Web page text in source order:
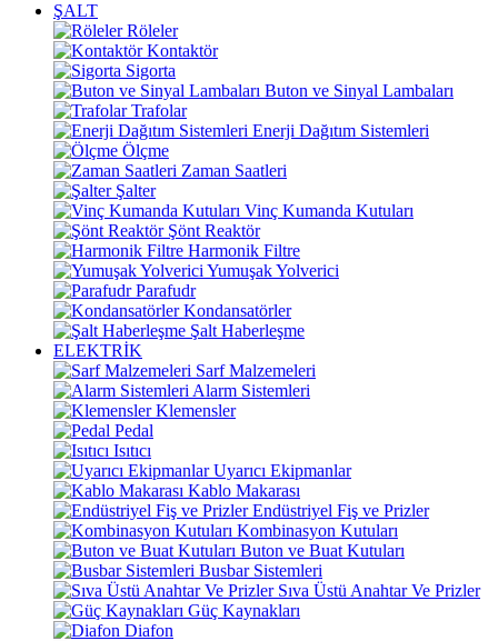
ŞALT
Röleler
Kontaktör
Sigorta
Buton ve Sinyal Lambaları
Trafolar
Enerji Dağıtım Sistemleri
Ölçme
Zaman Saatleri
Şalter
Vinç Kumanda Kutuları
Şönt Reaktör
Harmonik Filtre
Yumuşak Yolverici
Parafudr
Kondansatörler
Şalt Haberleşme
ELEKTRİK
Sarf Malzemeleri
Alarm Sistemleri
Klemensler
Pedal
Isıtıcı
Uyarıcı Ekipmanlar
Kablo Makarası
Endüstriyel Fiş ve Prizler
Kombinasyon Kutuları
Buton ve Buat Kutuları
Busbar Sistemleri
Sıva Üstü Anahtar Ve Prizler
Güç Kaynakları
Diafon